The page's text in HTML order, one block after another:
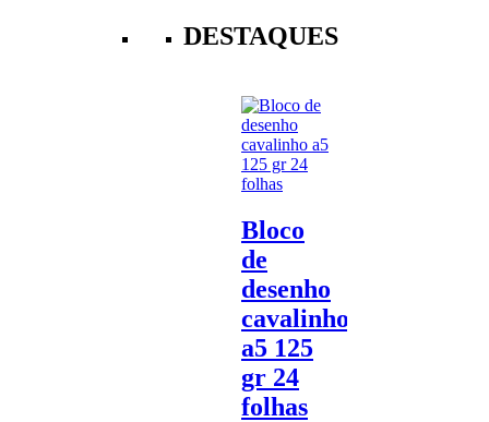
DESTAQUES
Bloco
de
desenho
cavalinho
a5 125
gr 24
folhas